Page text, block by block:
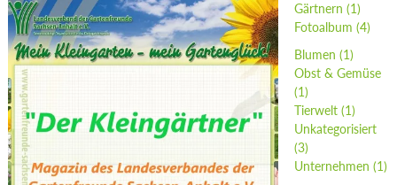
Gärtnern (1)
Fotoalbum (4)
Blumen (1)
Obst & Gemüse
(1)
Tierwelt(1)
Unkategorisiert
(3)
Unternehmen (1)